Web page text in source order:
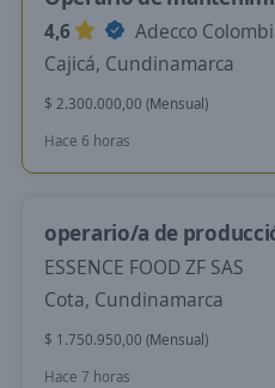
4,6
Adecco
Cajicá, Cundinamarca
$ 2.300.000,00 (Mensual)
Hace 6 horas
operario/a de
ESSENCE FOOD ZF SAS
Cota, Cundinamarca
$ 1.750.950,00 (Mensual)
Hace 7 horas